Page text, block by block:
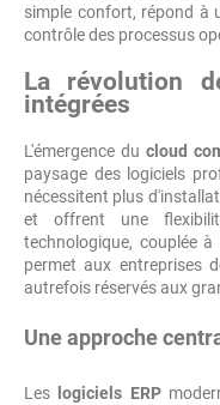
simple confort, répond à
contrôle des processus
La révolution
intégrées
L'émergence ducloud
paysage des logiciels
nécessitent plus
et offrent une
technologique, couplée
permet aux entreprises
autrefois réservés aux
Une approche
Les logiciels ERP